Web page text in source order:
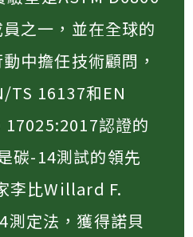
之一，並在全球的
中擔任技術顧問，
TS 16137和EN
認證的
碳-14測試的領先
李比Willard F.
定法，獲得諾貝